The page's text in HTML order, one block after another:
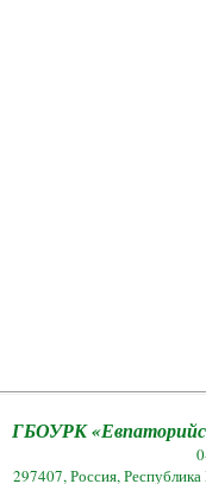
ГБОУРК
297407, Россия,